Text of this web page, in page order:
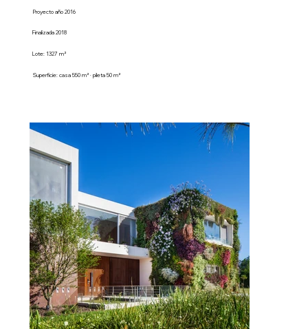
Proyecto año 2016
Finalizada 2018
Lote: 1327 m²
Superficie: casa 550 m² · pileta 50 m²